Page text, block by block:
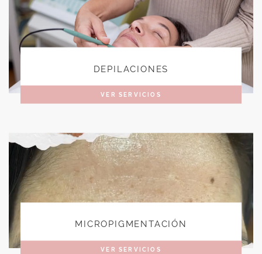
DEPILACIONES
VER SERVICIOS
MICROPIGMENTACIÓN
VER SERVICIOS